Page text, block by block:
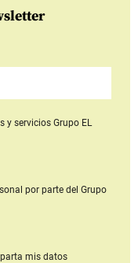
y serviciosGrupo EL
por parte del Grupo
mis datos